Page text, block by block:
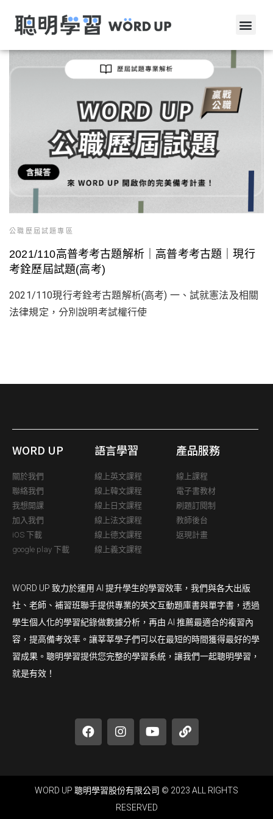
公職歷屆試題專區
2021/110高普考考古題解析｜高普考考古題｜現行
考銓歷屆試題(高考)
2021/110現行考銓考古題解析(高考) 一、試就憲法及相關
法律規定，分別說明考試權行使
WORD UP
關於我們
聯絡我們
我想開課
加入我們
iOS 下載
google play 下載
語言學習
線上英文課程
線上韓文課程
線上日文課程
線上法文課程
線上德文課程
線上義文課程
產品服務
線上課程
電子書教材
刷題訂閱制
教師後台
返現計畫
WORD UP 致力於運用 AI 提升學生的學習效率，我們與各大出版
社、老師、補習班聯手提供專業的英文互動題庫書與單字書，透過
學生個人化的學習紀錄做數據分析，再由 AI 推薦最適合的複習內
容，提高備考效率。讓莘莘學子們可以在最短的時間獲得最好的學
習成果。聰明學習提供您完整的學習系統，讓我們一起聰明學習，
就是有效！
WORD UP 聰明學習股份有限公司 © 2023 ALL RIGHTS
RESERVED​